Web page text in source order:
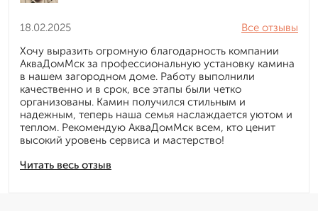
18.02.2025
Читать весь отзыв
Все отзывы
Хочу выразить огромную благодарность компании
АкваДомМск за профессиональную установку камина
в нашем загородном доме. Работу выполнили
качественно и в срок, все этапы были четко
организованы. Камин получился стильным и
надежным, теперь наша семья наслаждается уютом и
теплом. Рекомендую АкваДомМск всем, кто ценит
высокий уровень сервиса и мастерство!